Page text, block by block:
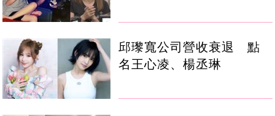
邱瓈寬公司營收衰退 點
名王心凌、楊丞琳